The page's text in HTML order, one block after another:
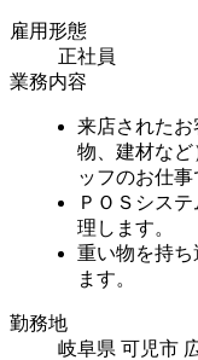
雇用形態
正社員
業務内容
来店された
物、建材な
ッフのお仕事
ＰＯＳシス
理します。
重い物を持
ます。
勤務地
岐阜県 可児市